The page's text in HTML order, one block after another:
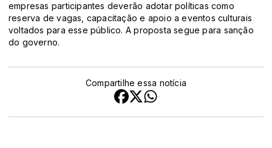
empresas participantes deverão adotar políticas como
reserva de vagas, capacitação e apoio a eventos culturais
voltados para esse público. A proposta segue para sanção
do governo.
Compartilhe essa notícia